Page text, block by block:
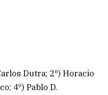
Dutra; 2º) Horacio
4º) Pablo D.